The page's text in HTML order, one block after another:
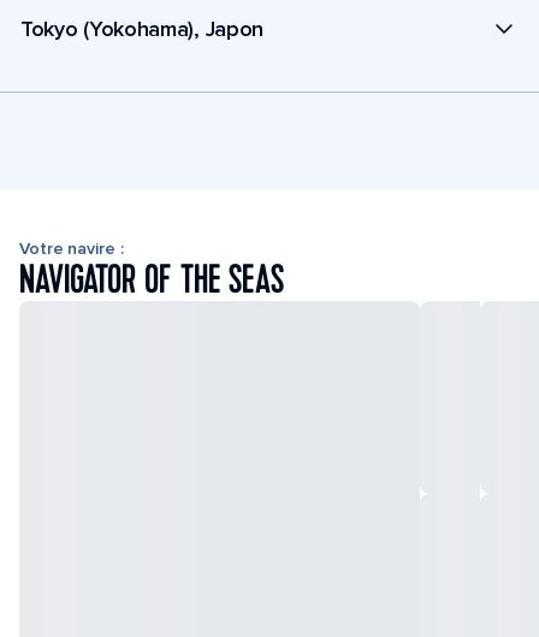
Tokyo (Yokohama), Japon
Votre navire :
NAVIGATOR OF THE SEAS